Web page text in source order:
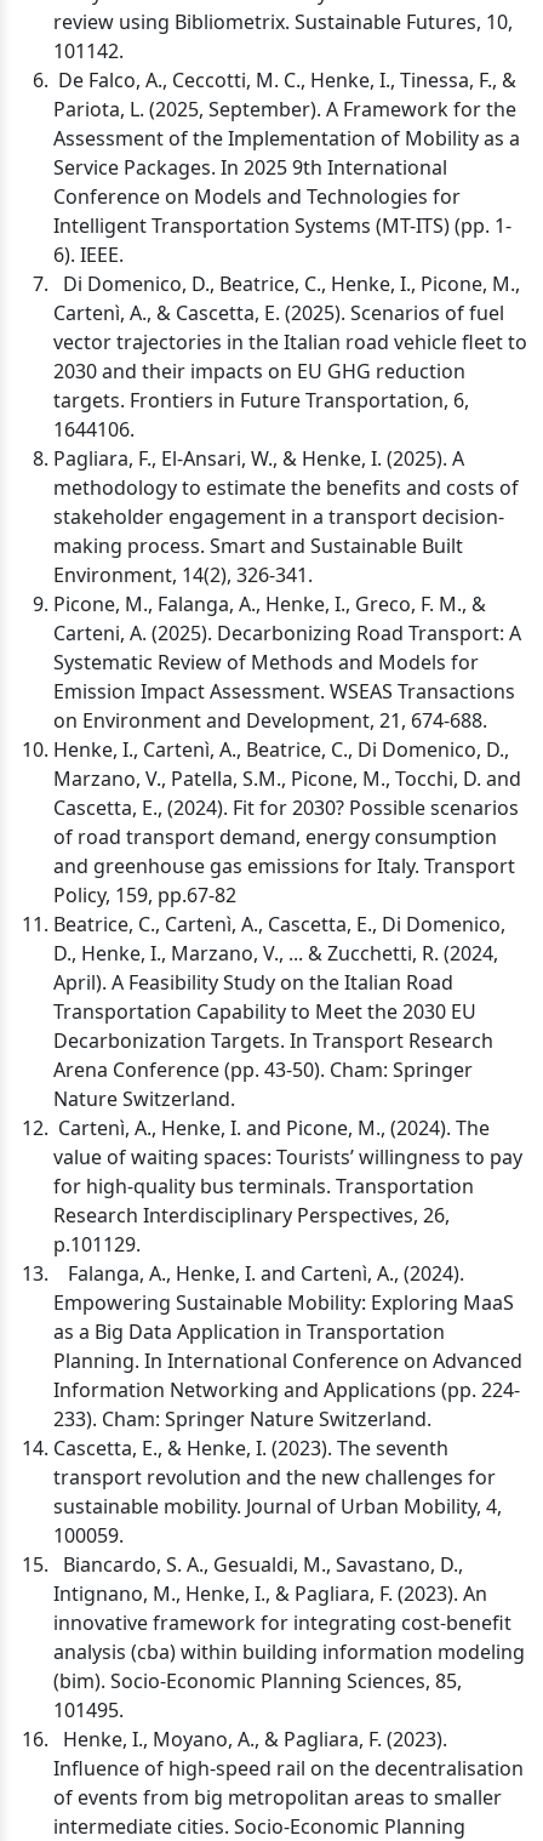
review using Bibliometrix. Sustainable Futures, 10,
101142.
De Falco, A., Ceccotti, M. C., Henke, I., Tinessa, F., &
Pariota, L. (2025, September). A Framework for the
Assessment of the Implementation of Mobility as a
Service Packages. In 2025 9th International
Conference on Models and Technologies for
Intelligent Transportation Systems (MT-ITS) (pp. 1-
6). IEEE.
Di Domenico, D., Beatrice, C., Henke, I., Picone, M.,
Cartenì, A., & Cascetta, E. (2025). Scenarios of fuel
vector trajectories in the Italian road vehicle fleet to
2030 and their impacts on EU GHG reduction
targets. Frontiers in Future Transportation, 6,
1644106.
Pagliara, F., El-Ansari, W., & Henke, I. (2025). A
methodology to estimate the benefits and costs of
stakeholder engagement in a transport decision-
making process. Smart and Sustainable Built
Environment, 14(2), 326-341.
Picone, M., Falanga, A., Henke, I., Greco, F. M., &
Carteni, A. (2025). Decarbonizing Road Transport: A
Systematic Review of Methods and Models for
Emission Impact Assessment. WSEAS Transactions
on Environment and Development, 21, 674-688.
Henke, I., Cartenì, A., Beatrice, C., Di Domenico, D.,
Marzano, V., Patella, S.M., Picone, M., Tocchi, D. and
Cascetta, E., (2024). Fit for 2030? Possible scenarios
of road transport demand, energy consumption
and greenhouse gas emissions for Italy. Transport
Policy, 159, pp.67-82
Beatrice, C., Cartenì, A., Cascetta, E., Di Domenico,
D., Henke, I., Marzano, V., ... & Zucchetti, R. (2024,
April). A Feasibility Study on the Italian Road
Transportation Capability to Meet the 2030 EU
Decarbonization Targets. In Transport Research
Arena Conference (pp. 43-50). Cham: Springer
Nature Switzerland.
Cartenì, A., Henke, I. and Picone, M., (2024). The
value of waiting spaces: Tourists’ willingness to pay
for high-quality bus terminals. Transportation
Research Interdisciplinary Perspectives, 26,
p.101129.
Falanga, A., Henke, I. and Cartenì, A., (2024).
Empowering Sustainable Mobility: Exploring MaaS
as a Big Data Application in Transportation
Planning. In International Conference on Advanced
Information Networking and Applications (pp. 224-
233). Cham: Springer Nature Switzerland.
Cascetta, E., & Henke, I. (2023). The seventh
transport revolution and the new challenges for
sustainable mobility. Journal of Urban Mobility, 4,
100059.
Biancardo, S. A., Gesualdi, M., Savastano, D.,
Intignano, M., Henke, I., & Pagliara, F. (2023). An
innovative framework for integrating cost-benefit
analysis (cba) within building information modeling
(bim). Socio-Economic Planning Sciences, 85,
101495.
Henke, I., Moyano, A., & Pagliara, F. (2023).
Influence of high-speed rail on the decentralisation
of events from big metropolitan areas to smaller
intermediate cities. Socio-Economic Planning